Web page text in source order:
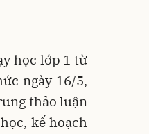
học lớp 1 từ
ngày 16/5,
thảo luận
kế hoạch